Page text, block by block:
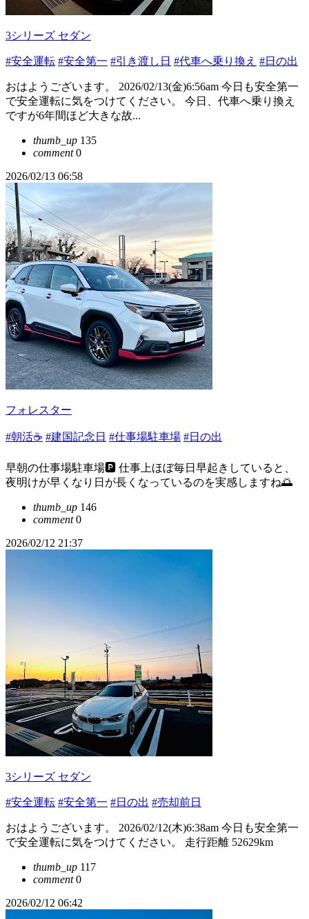
3シリーズ セダン
#安全運転 #安全第一 #引き渡し日 #代車へ乗り換え #日の出
おはようございます。 2026/02/13(金)6:56am 今日も安全第一
で安全運転に気をつけてください。 今日、代車へ乗り換え
ですが6年間ほど大きな故...
thumb_up 135
comment0
2026/02/13 06:58
フォレスター
#朝活☕️ #建国記念日 #仕事場駐車場 #日の出
早朝の仕事場駐車場🅿️ 仕事上ほぼ毎日早起きしていると、
夜明けが早くなり日が長くなっているのを実感しますね🌅
thumb_up 146
comment0
2026/02/12 21:37
3シリーズ セダン
#安全運転 #安全第一 #日の出 #売却前日
おはようございます。 2026/02/12(木)6:38am 今日も安全第一
で安全運転に気をつけてください。 走行距離 52629km
thumb_up 117
comment0
2026/02/12 06:42